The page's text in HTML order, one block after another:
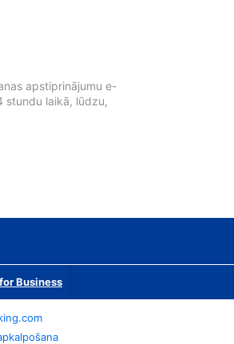
apstiprinājumu e-
stundu laikā, lūdzu,
Business